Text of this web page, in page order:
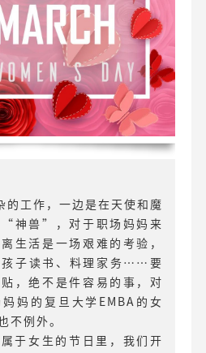
的工作，一边是在天使和魔
“神兽”，对于职场妈妈来
生活是一场艰难的考验，
孩子读书、料理家务……要
，绝不是件容易的事，对
妈的复旦大学EMBA的女
不例外。
于女生的节日里，我们开